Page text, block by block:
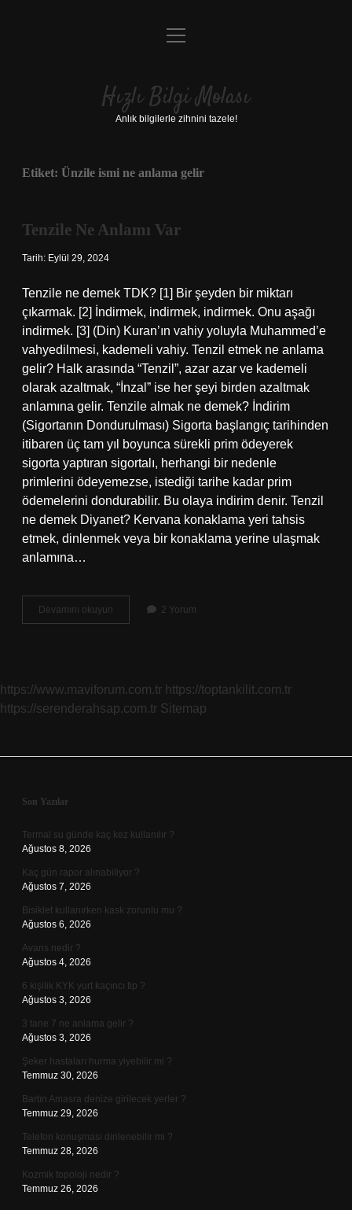
Anasayfa
Yasal Uyarı
menüyü
Hızlı Bilgi Molası
Anlık bilgilerle zihnini tazele!
Etiket: Ünzile ismi ne anlama gelir
Tenzile Ne Anlamı Var
Tarih: Eylül 29, 2024
Tenzile ne demek TDK? [1] Bir şeyden bir miktarı
çıkarmak. [2] İndirmek, indirmek, indirmek. Onu aşağı
indirmek. [3] (Din) Kuran’ın vahiy yoluyla Muhammed’e
vahyedilmesi, kademeli vahiy. Tenzil etmek ne anlama
gelir? Halk arasında “Tenzil”, azar azar ve kademeli
olarak azaltmak, “İnzal” ise her şeyi birden azaltmak
anlamına gelir. Tenzile almak ne demek? İndirim
(Sigortanın Dondurulması) Sigorta başlangıç ​​tarihinden
itibaren üç tam yıl boyunca sürekli prim ödeyerek
sigorta yaptıran sigortalı, herhangi bir nedenle
primlerini ödeyemezse, istediği tarihe kadar prim
ödemelerini dondurabilir. Bu olaya indirim denir. Tenzil
ne demek Diyanet? Kervana konaklama yeri tahsis
etmek, dinlenmek veya bir konaklama yerine ulaşmak
anlamına…
Devamını okuyun
Ne
2 Yorum
https://www.maviforum.com.tr https://toptankilit.com.tr
https://serenderahsap.com.tr Sitemap
Sidebar
Son Yazılar
Termal su günde kaç kez kullanılır ?
Ağustos 8, 2026
Kaç gün rapor alınabiliyor ?
Ağustos 7, 2026
Bisiklet kullanırken kask zorunlu mu ?
Ağustos 6, 2026
Avans nedir ?
Ağustos 4, 2026
6 kişilik KYK yurt kaçıncı tip ?
Ağustos 3, 2026
3 tane 7 ne anlama gelir ?
Ağustos 3, 2026
Şeker hastaları hurma yiyebilir mi ?
Temmuz 30, 2026
Bartın Amasra denize girilecek yerler ?
Temmuz 29, 2026
Telefon konuşması dinlenebilir mi ?
Temmuz 28, 2026
Kozmik topoloji nedir ?
Temmuz 26, 2026